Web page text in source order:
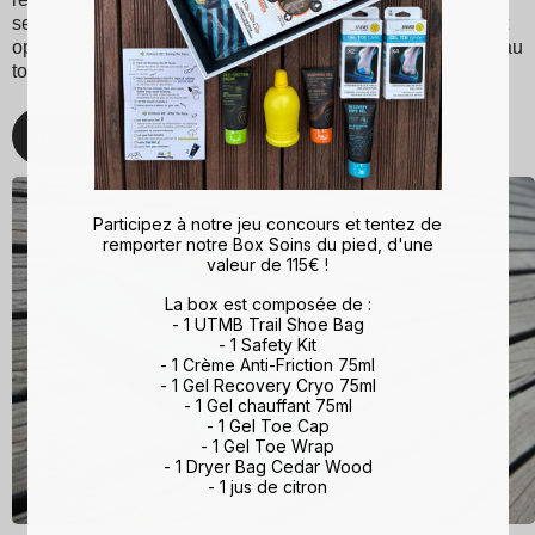
semelles Sidas pour une expérience de marche et de sport
optimisée. Avec Sidas, prenez soin de vos pieds et restez au
top de votre forme, quelle que soit l'activité !
Découvrez
Participez à notre jeu concours et tentez de
remporter notre Box Soins du pied, d'une
valeur de 115€ !
La box est composée de :
- 1 UTMB Trail Shoe Bag
- 1 Safety Kit
- 1 Crème Anti-Friction 75ml
- 1 Gel Recovery Cryo 75ml
- 1 Gel chauffant 75ml
- 1 Gel Toe Cap
- 1 Gel Toe Wrap
- 1 Dryer Bag Cedar Wood
- 1 jus de citron